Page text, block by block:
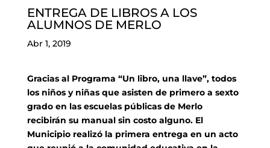
ENTREGA DE LIBROS A LOS
ALUMNOS DE MERLO
Abr 1, 2019
Gracias al Programa “Un libro, una llave”, todos
los niños y niñas que asisten de primero a sexto
grado en las escuelas públicas de Merlo
recibirán su manual sin costo alguno. El
Municipio realizó la primera entrega en un acto